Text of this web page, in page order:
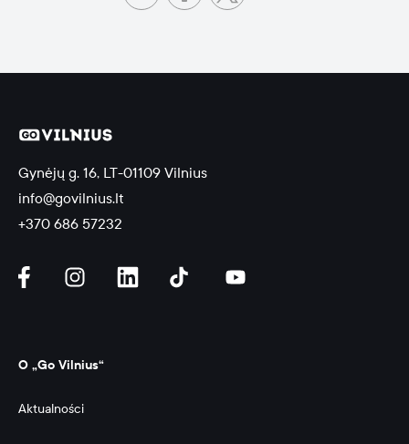
Gynėjų g. 16, LT-01109 Vilnius
info@govilnius.lt
+370 686 57232
O „Go Vilnius“
Aktualności